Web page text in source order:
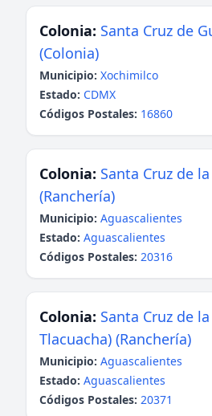
Colonia: Santa Cruz de
(Colonia)
Municipio: Xochimilco
Estado: CDMX
Códigos Postales: 16860
Colonia: Santa Cruz de
(Ranchería)
Municipio: Aguascalientes
Estado: Aguascalientes
Códigos Postales: 20316
Colonia: Santa Cruz de
Tlacuacha) (Ranchería)
Municipio: Aguascalientes
Estado: Aguascalientes
Códigos Postales: 20371